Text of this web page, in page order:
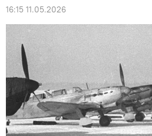
16:15 11.05.2026